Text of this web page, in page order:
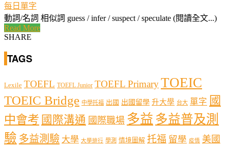
每日單字
動詞/名詞 相似詞 guess / infer / suspect / speculate (閱讀全文...)
Read More
SHARE
TAGS
Lexile TOEFL TOEFL Junior TOEFL PrimaryTOEIC
TOEIC Bridge 中學托福 出國 出國留學 升大學 台大 單字 國
中會考 國際溝通 國際職場 多益 多益普及測
驗 多益測驗 大學 大學排行 學測 情境圖解 托福 留學 疫情 美國